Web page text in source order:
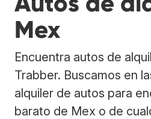
Mex
Encuentra autos de
Trabber. Buscamos en
alquiler de autos para
barato de Mex o de